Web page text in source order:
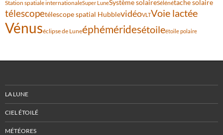
Station spatiale internationaleSuper LuneSystème solaireSélénétache solaire
télescopetélescope spatial HubblevidéoVLTVoie lactée
Vénuséclipse de Luneéphéméridesétoileétoile polaire
LA LUNE
CIEL ÉTOILÉ
MÉTÉORES